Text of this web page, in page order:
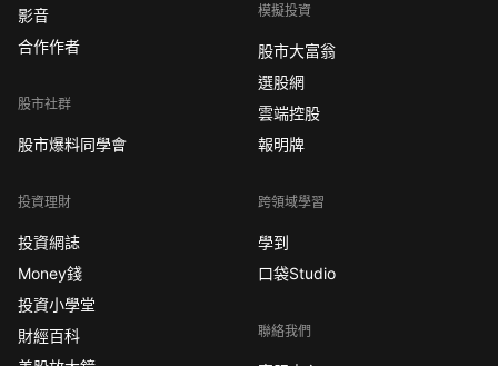
影音
合作作者
股市社群
股市爆料同學會
投資理財
投資網誌
Money錢
投資小學堂
財經百科
模擬投資
股市大富翁
選股網
雲端控股
報明牌
跨領域學習
學到
口袋Studio
聯絡我們